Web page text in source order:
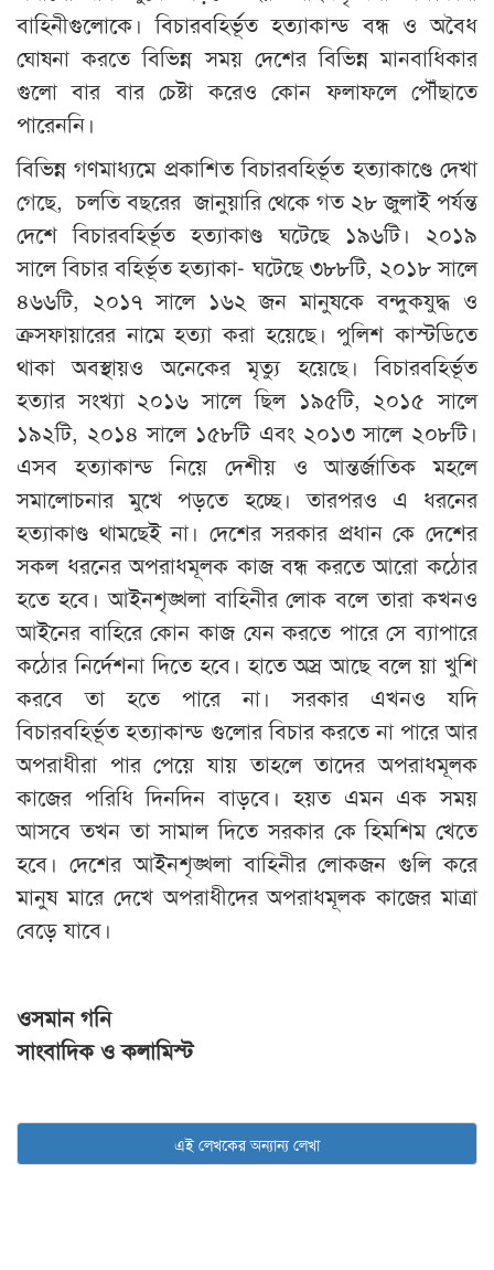
বাহিনীগুলোকে। বিচারবহির্ভূত হত্যাকান্ড বন্ধ ও অবৈধ
ঘোষনা করতে বিভিন্ন সময় দেশের বিভিন্ন মানবাধিকার
গুলো বার বার চেষ্টা করেও কোন ফলাফলে পৌঁছাতে
পারেননি।
বিভিন্ন গণমাধ্যমে প্রকাশিত বিচারবহির্ভূত হত্যাকাণ্ডে দেখা
গেছে, চলতি বছরের জানুয়ারি থেকে গত ২৮ জুলাই পর্যন্ত
দেশে বিচারবহির্ভূত হত্যাকাণ্ড ঘটেছে ১৯৬টি। ২০১৯
সালে বিচার বহির্ভূত হত্যাকা- ঘটেছে ৩৮৮টি, ২০১৮ সালে
৪৬৬টি, ২০১৭ সালে ১৬২ জন মানুষকে বন্দুকযুদ্ধ ও
ক্রসফায়ারের নামে হত্যা করা হয়েছে। পুলিশ কাস্টডিতে
থাকা অবস্থায়ও অনেকের মৃত্যু হয়েছে। বিচারবহির্ভূত
হত্যার সংখ্যা ২০১৬ সালে ছিল ১৯৫টি, ২০১৫ সালে
১৯২টি, ২০১৪ সালে ১৫৮টি এবং ২০১৩ সালে ২০৮টি।
এসব হত্যাকান্ড নিয়ে দেশীয় ও আন্তর্জাতিক মহলে
সমালোচনার মুখে পড়তে হচ্ছে। তারপরও এ ধরনের
হত্যাকাণ্ড থামছেই না। দেশের সরকার প্রধান কে দেশের
সকল ধরনের অপরাধমূলক কাজ বন্ধ করতে আরো কঠোর
হতে হবে। আইনশৃঙ্খলা বাহিনীর লোক বলে তারা কখনও
আইনের বাহিরে কোন কাজ যেন করতে পারে সে ব্যাপারে
কঠোর নির্দেশনা দিতে হবে। হাতে অস্র আছে বলে য়া খুশি
করবে তা হতে পারে না। সরকার এখনও যদি
বিচারবহির্ভূত হত্যাকান্ড গুলোর বিচার করতে না পারে আর
অপরাধীরা পার পেয়ে যায় তাহলে তাদের অপরাধমূলক
কাজের পরিধি দিনদিন বাড়বে। হয়ত এমন এক সময়
আসবে তখন তা সামাল দিতে সরকার কে হিমশিম খেতে
হবে। দেশের আইনশৃঙ্খলা বাহিনীর লোকজন গুলি করে
মানুষ মারে দেখে অপরাধীদের অপরাধমূলক কাজের মাত্রা
বেড়ে যাবে।
ওসমান গনি
সাংবাদিক ও কলামিস্ট
এই লেখকের অন্যান্য লেখা